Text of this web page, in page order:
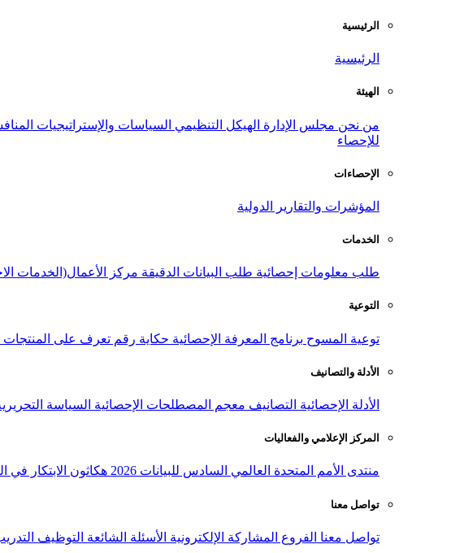
الرئيسية
الرئيسية
الهيئة
من نحن مجلس الإدارة الهيكل التنظيمي السياسات والإستراتيجيات
للإحصاء
الإحصاءات
المؤشرات والتقارير الدولية
الخدمات
طلب معلومات إحصائية طلب البيانات الدقيقة مركز الأعمال(الخدمات
التوعية
توعية المسوح برنامج المعرفة الإحصائية حكاية رقم تعرف على المنتجات
الأدلة والتصانيف
الأدلة الإحصائية التصانيف معجم المصطلحات الإحصائية السياسة
المركز الإعلامي والفعاليات
منتدى الأمم المتحدة العالمي السادس للبيانات 2026 هكاثون الابتكار في
تواصل معنا
تواصل معنا الفروع المشاركة الإلكترونية الأسئلة الشائعة التوظيف